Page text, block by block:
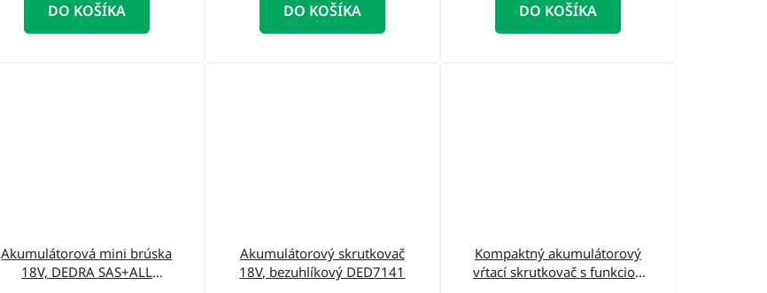
DO KOŠÍKA DO KOŠÍKA DO KOŠÍKA
Akumulátorová mini brúska
18V, DEDRA SAS+ALL
Akumulátorový skrutkovač
18V, bezuhlíkový DED7141
Kompaktný akumulátorový
vŕtací skrutkovač s funkciou